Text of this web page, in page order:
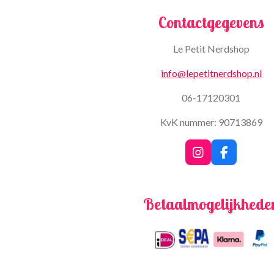
Contactgegevens
Le Petit Nerdshop
info@lepetitnerdshop.nl
06-17120301
KvK nummer: 90713869
I
n
a
r
a
m
F
a
b
o
k